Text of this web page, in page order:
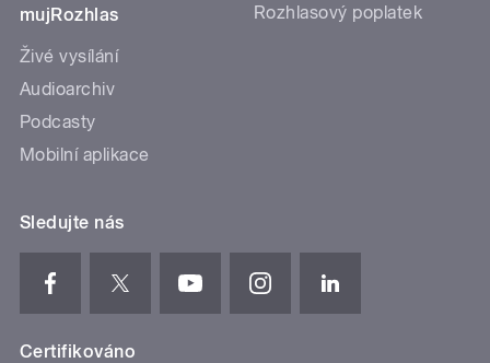
mujRozhlas
Živé vysílání
Audioarchiv
Podcasty
Mobilní aplikace
Rozhlasový poplatek
Sledujte nás
Certifikováno